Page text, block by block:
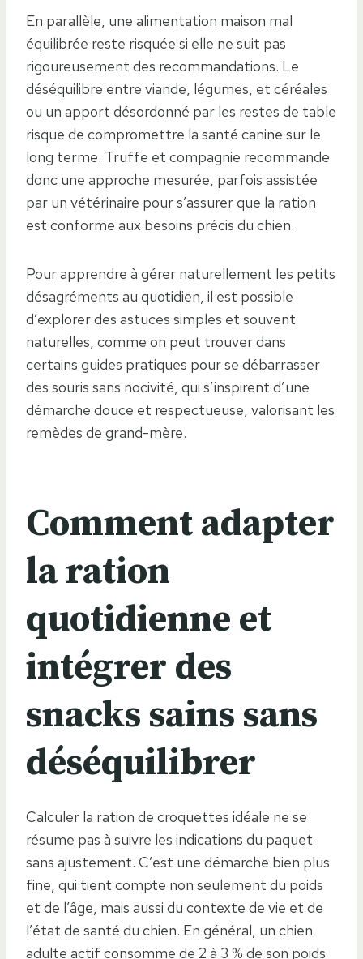
En parallèle, une alimentation maison mal
équilibrée reste risquée si elle ne suit pas
rigoureusement des recommandations. Le
déséquilibre entre viande, légumes, et céréales
ou un apport désordonné par les restes de table
risque de compromettre la santé canine sur le
long terme. Truffe et compagnie recommande
donc une approche mesurée, parfois assistée
par un vétérinaire pour s’assurer que la ration
est conforme aux besoins précis du chien.
Pour apprendre à gérer naturellement les petits
désagréments au quotidien, il est possible
d’explorer des astuces simples et souvent
naturelles, comme on peut trouver dans
certains guides pratiques pour se débarrasser
des souris sans nocivité, qui s’inspirent d’une
démarche douce et respectueuse, valorisant les
remèdes de grand-mère.
Comment adapter
la ration
quotidienne et
intégrer des
snacks sains sans
déséquilibrer
Calculer la ration de croquettes idéale ne se
résume pas à suivre les indications du paquet
sans ajustement. C’est une démarche bien plus
fine, qui tient compte non seulement du poids
et de l’âge, mais aussi du contexte de vie et de
l’état de santé du chien. En général, un chien
adulte actif consomme de 2 à 3 % de son poids